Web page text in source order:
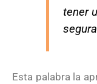
tener
Esta palabra la